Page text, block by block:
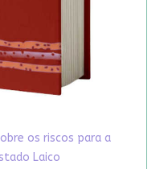
os riscos para a
Laico